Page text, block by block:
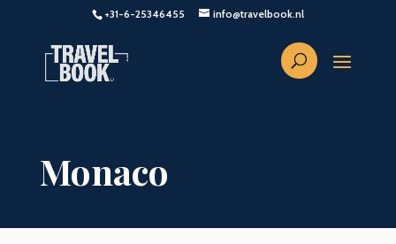
+31-6-25346455 info@travelbook.nl
Monaco